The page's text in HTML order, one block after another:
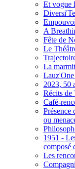
Et vogue
A
Fête de
Le
La
2023, 50
Récits de
Café-
Présence
ou
1951 -
composé
Les